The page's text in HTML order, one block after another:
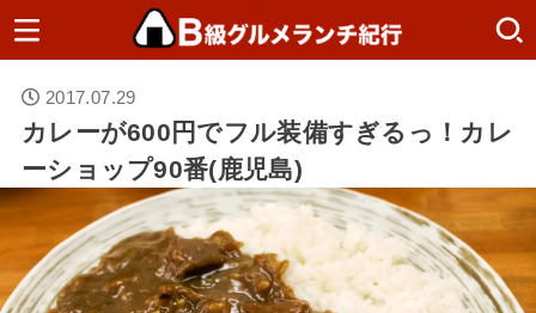
2017.07.29
カレーが600円でフル装備すぎるっ！カレ
ーショップ90番(鹿児島)